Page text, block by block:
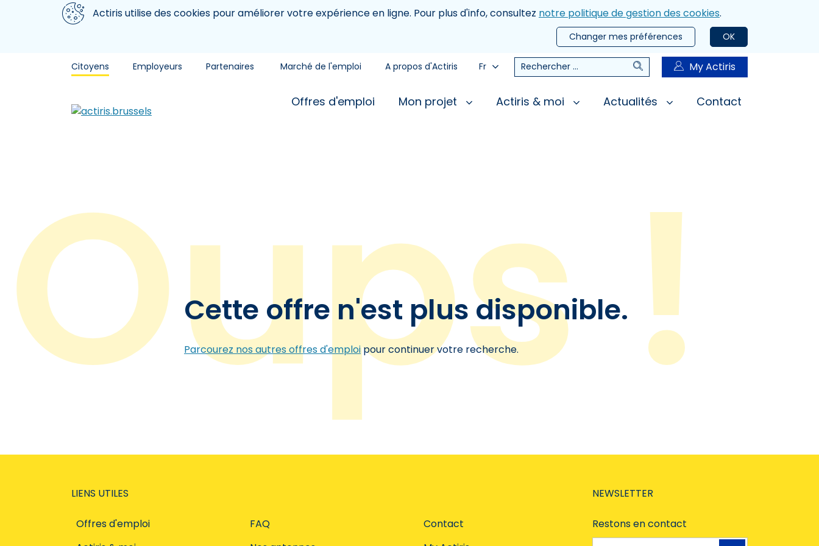
Aller au contenu principal
Nous utilisons des cookiesActiris utilise des cookies pour améliorer votre expérience en ligne. Pour plus d'info, consultez notre politique de gestion des cookies.
OK
Changer mes préférences
Citoyens Employeurs Partenaires Marché de l'emploi A propos d'Actiris Fr Rechercher RechercherMy Actiris
Offres d'emploi Mon projet Actiris & moi Actualités Contact
Cette offre n'est plus disponible.
Parcourez nos autres offres d'emploipour continuer votre recherche.
LIENS UTILES
Offres d'emploi
FAQ
Contact
NEWSLETTER
Restons en contact